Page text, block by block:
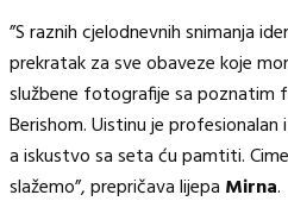
”S raznih cjelodnevnih snimanja
prekratak za sve obaveze koje
službene fotografije sa poznatim
Berishom. Uistinu je
a iskustvo sa seta ću pamtiti.
slažemo”, prepričava lijepa Mirna.